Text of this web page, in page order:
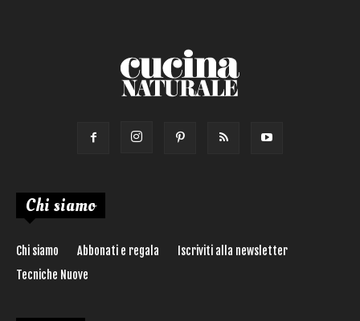
Chi siamo
Chi siamo Abbonati e regala
Iscriviti alla newsletter
Tecniche Nuove